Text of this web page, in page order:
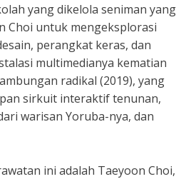
yang dikelola seniman yang
Choi untuk mengeksplorasi
perangkat keras, dan
multimedianya kematian
radikal (2019), yang
sirkuit interaktif tenunan,
warisan Yoruba-nya, dan
ini adalah Taeyoon Choi,